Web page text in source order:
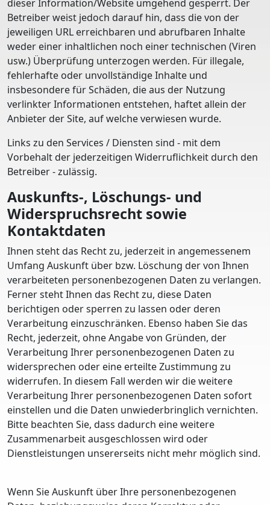
dieser Information/Website umgehend gesperrt. Der
Betreiber weist jedoch darauf hin, dass die von der
jeweiligen URL erreichbaren und abrufbaren Inhalte
weder einer inhaltlichen noch einer technischen (Viren
usw.) Überprüfung unterzogen werden. Für illegale,
fehlerhafte oder unvollständige Inhalte und
insbesondere für Schäden, die aus der Nutzung
verlinkter Informationen entstehen, haftet allein der
Anbieter der Site, auf welche verwiesen wurde.
Links zu den Services / Diensten sind - mit dem
Vorbehalt der jederzeitigen Widerruflichkeit durch den
Betreiber - zulässig.
Auskunfts-, Löschungs- und
Widerspruchsrecht sowie
Kontaktdaten
Ihnen steht das Recht zu, jederzeit in angemessenem
Umfang Auskunft über bzw. Löschung der von Ihnen
verarbeiteten personenbezogenen Daten zu verlangen.
Ferner steht Ihnen das Recht zu, diese Daten
berichtigen oder sperren zu lassen oder deren
Verarbeitung einzuschränken. Ebenso haben Sie das
Recht, jederzeit, ohne Angabe von Gründen, der
Verarbeitung Ihrer personenbezogenen Daten zu
widersprechen oder eine erteilte Zustimmung zu
widerrufen. In diesem Fall werden wir die weitere
Verarbeitung Ihrer personenbezogenen Daten sofort
einstellen und die Daten unwiederbringlich vernichten.
Bitte beachten Sie, dass dadurch eine weitere
Zusammenarbeit ausgeschlossen wird oder
Dienstleistungen unsererseits nicht mehr möglich sind.
Wenn Sie Auskunft über Ihre personenbezogenen